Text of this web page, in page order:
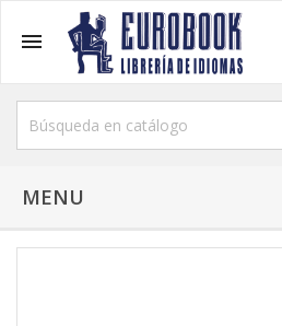

MENU